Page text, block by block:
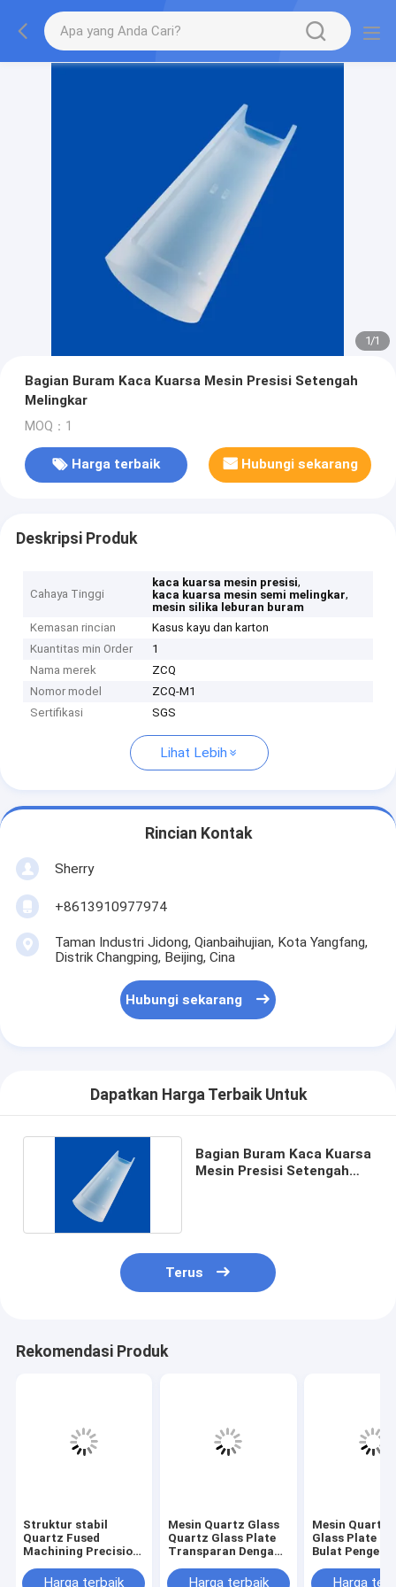
1/1
Bagian Buram Kaca Kuarsa Mesin Presisi Setengah
Melingkar
MOQ：1
Harga terbaik Hubungi sekarang
Deskripsi Produk
Cahaya Tinggi
kaca kuarsa mesin presisi,
kaca kuarsa mesin semi melingkar,
mesin silika leburan buram
Kemasan rincian
Kasus kayu dan karton
Kuantitas min Order
1
Nama merek
ZCQ
Nomor model
ZCQ-M1
Sertifikasi
SGS
Lihat Lebih
Rincian Kontak
Sherry
+8613910977974
Taman Industri Jidong, Qianbaihujian, Kota Yangfang,
Distrik Changping, Beijing, Cina
Hubungi sekarang
Dapatkan Harga Terbaik Untuk
Bagian Buram Kaca Kuarsa
Mesin Presisi Setengah
Terus
Rekomendasi Produk
Struktur stabil
Quartz Fused
Machining Precision
Kaca 18×13×21mm
Harga terbaik
Mesin Quartz Glass
Quartz Glass Plate
Transparan Dengan
Harga terbaik
Mesin Quartz
Glass Plate
Bulat
Harga